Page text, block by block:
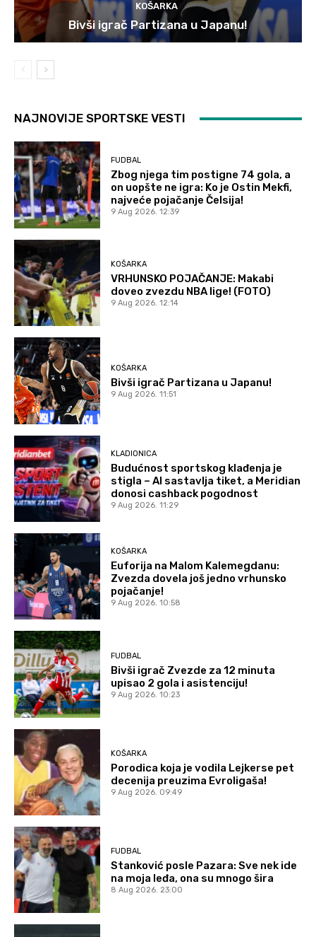
KOŠARKA
Bivši igrač Partizana u Japanu!
NAJNOVIJE SPORTSKE VESTI
FUDBAL
Zbog njega tim postigne 74 gola, a
on uopšte ne igra: Ko je Ostin Mekfi,
najveće pojačanje Čelsija!
9 Aug 2026. 12:39
KOŠARKA
VRHUNSKO POJAČANJE: Makabi
doveo zvezdu NBA lige! (FOTO)
9 Aug 2026. 12:14
KOŠARKA
Bivši igrač Partizana u Japanu!
9 Aug 2026. 11:51
KLADIONICA
Budućnost sportskog klađenja je
stigla – AI sastavlja tiket, a Meridian
donosi cashback pogodnost
9 Aug 2026. 11:29
KOŠARKA
Euforija na Malom Kalemegdanu:
Zvezda dovela još jedno vrhunsko
pojačanje!
9 Aug 2026. 10:58
FUDBAL
Bivši igrač Zvezde za 12 minuta
upisao 2 gola i asistenciju!
9 Aug 2026. 10:23
KOŠARKA
Porodica koja je vodila Lejkerse pet
decenija preuzima Evroligaša!
9 Aug 2026. 09:49
FUDBAL
Stanković posle Pazara: Sve nek ide
na moja leđa, ona su mnogo šira
8 Aug 2026. 23:00